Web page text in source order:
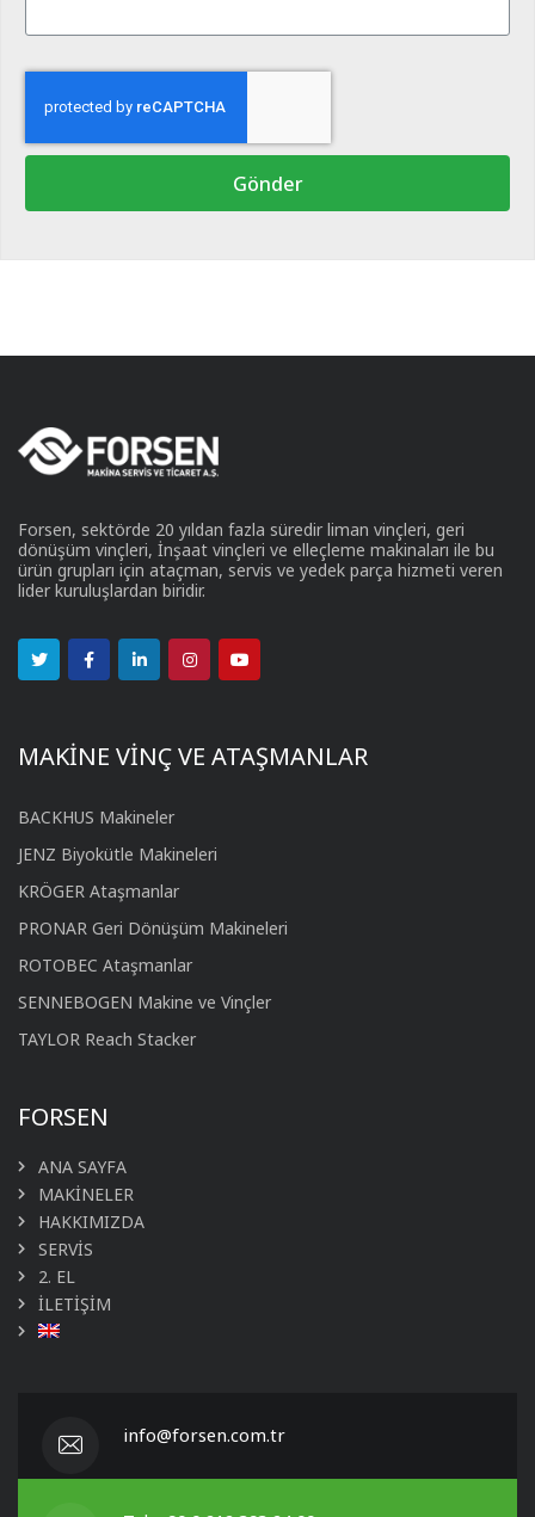
Gönder
Forsen, sektörde 20 yıldan fazla süredir liman vinçleri, geri
dönüşüm vinçleri, İnşaat vinçleri ve elleçleme makinaları ile bu
ürün grupları için ataçman, servis ve yedek parça hizmeti veren
lider kuruluşlardan biridir.
MAKİNE VİNÇ VE ATAŞMANLAR
BACKHUS Makineler
JENZ Biyokütle Makineleri
KRÖGER Ataşmanlar
PRONAR Geri Dönüşüm Makineleri
ROTOBEC Ataşmanlar
SENNEBOGEN Makine ve Vinçler
TAYLOR Reach Stacker
FORSEN
ANA SAYFA
MAKİNELER
HAKKIMIZDA
SERVİS
2. EL
İLETİŞİM
info@forsen.com.tr